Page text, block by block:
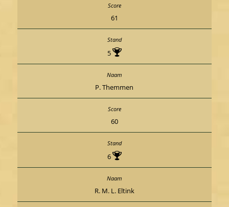
61
5
P. Themmen
60
6
R. M. L. Eltink